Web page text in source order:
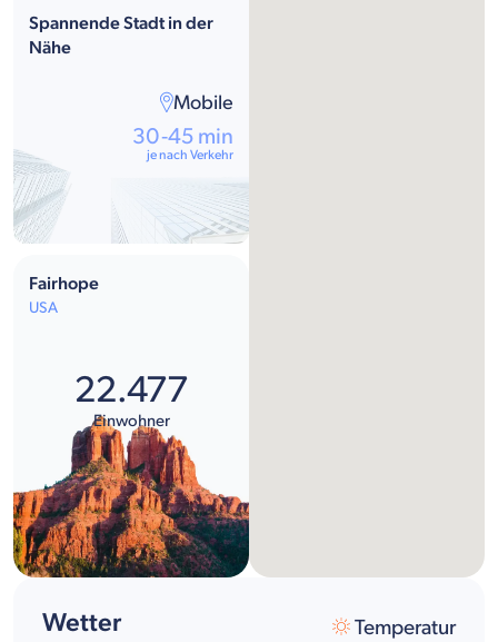
Spannende Stadt in der
Nähe
Mobile
30-45 min
je nach Verkehr
Fairhope
USA
22.477
Einwohner
Wetter Temperatur